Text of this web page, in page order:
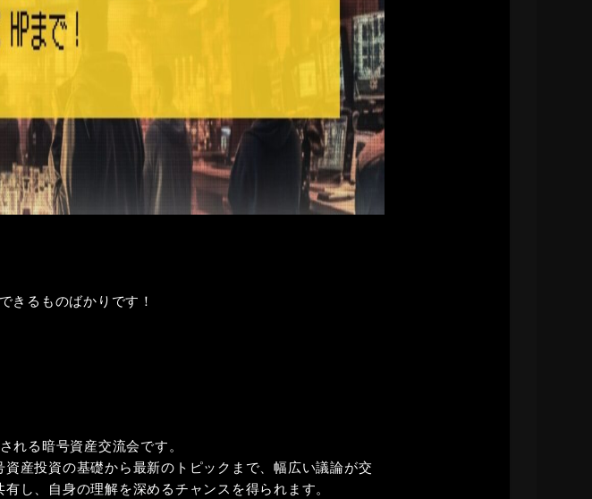
きるものばかりです！
る暗号資産交流会です。
産投資の基礎から最新のトピックまで、幅広い議論が交
し、自身の理解を深めるチャンスを得られます。